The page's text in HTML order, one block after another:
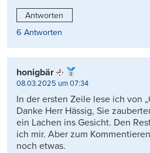
Antworten
6 Antworten
honigbär
08.03.2025 um 07:34
In der ersten Zeile lese ich von
Danke Herr Hässig, Sie
ein Lachen ins Gesicht. Den
ich mir. Aber zum
noch etwas.